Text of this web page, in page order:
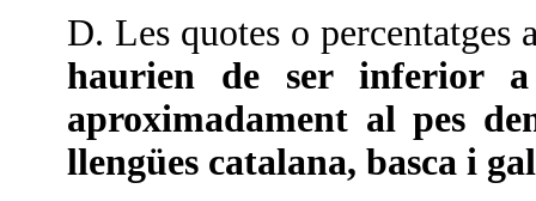
D. Les quotes o percentatges
haurien de ser inferior
aproximadament al pes
llengües catalana, basca i